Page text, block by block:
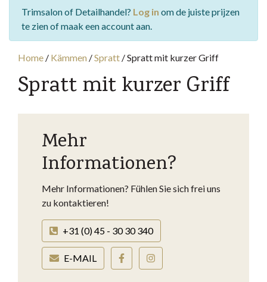
Trimsalon of Detailhandel? Log in om de juiste prijzen
te zien of maak een account aan.
Home / Kämmen /Spratt /Spratt mit kurzer Griff
Spratt mit kurzer Griff
Mehr
Informationen?
Mehr Informationen? Fühlen Sie sich frei uns
zu kontaktieren!
+31 (0) 45 - 30 30 340
E-MAIL